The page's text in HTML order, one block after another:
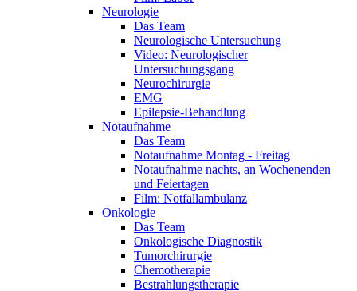
Neurologie
Das Team
Neurologische Untersuchung
Video: Neurologischer
Untersuchungsgang
Neurochirurgie
EMG
Epilepsie-Behandlung
Notaufnahme
Das Team
Notaufnahme Montag - Freitag
Notaufnahme nachts, an Wochenenden
und Feiertagen
Film: Notfallambulanz
Onkologie
Das Team
Onkologische Diagnostik
Tumorchirurgie
Chemotherapie
Bestrahlungstherapie